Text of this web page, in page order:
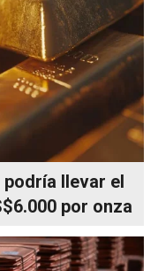
podría llevar el
por onza